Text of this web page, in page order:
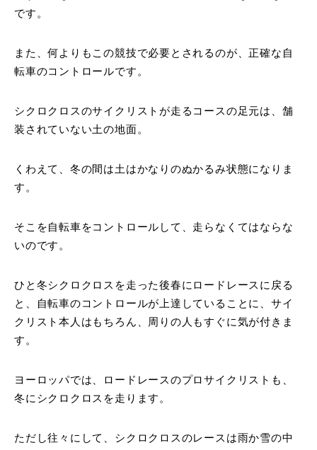
です。
また、何よりもこの競技で必要とされるのが、正確な自
転車のコントロールです。
シクロクロスのサイクリストが走るコースの足元は、舗
装されていない土の地面。
くわえて、冬の間は土はかなりのぬかるみ状態になりま
す。
そこを自転車をコントロールして、走らなくてはならな
いのです。
ひと冬シクロクロスを走った後春にロードレースに戻る
と、自転車のコントロールが上達していることに、サイ
クリスト本人はもちろん、周りの人もすぐに気が付きま
す。
ヨーロッパでは、ロードレースのプロサイクリストも、
冬にシクロクロスを走ります。
ただし往々にして、シクロクロスのレースは雨か雪の中